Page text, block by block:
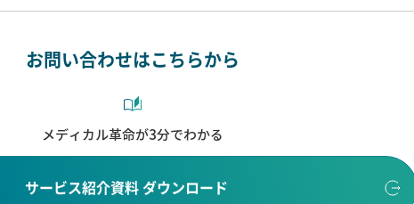
お問い合わせはこちらから
メディカル革命が3分でわかる
サービス紹介資料 ダウンロード